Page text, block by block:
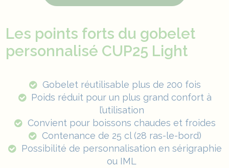
Les points forts du gobelet
personnalisé CUP25 Light
Gobelet réutilisable plus de 200 fois
Poids réduit pour un plus grand confort à
l’utilisation
Convient pour boissons chaudes et froides
Contenance de 25 cl (28 ras-le-bord)
Possibilité de personnalisation en sérigraphie
ou IML